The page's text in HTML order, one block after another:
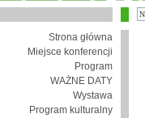
Strona główna
Miejsce konferencji
Program
WAŻNE DATY
Wystawa
Program kulturalny